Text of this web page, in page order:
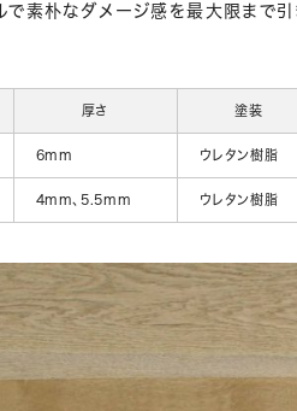
で素朴なダメージ感を最大限まで
厚さ 塗装
6mm
ウレタン樹脂
4mm、5.5mm ウレタン樹脂